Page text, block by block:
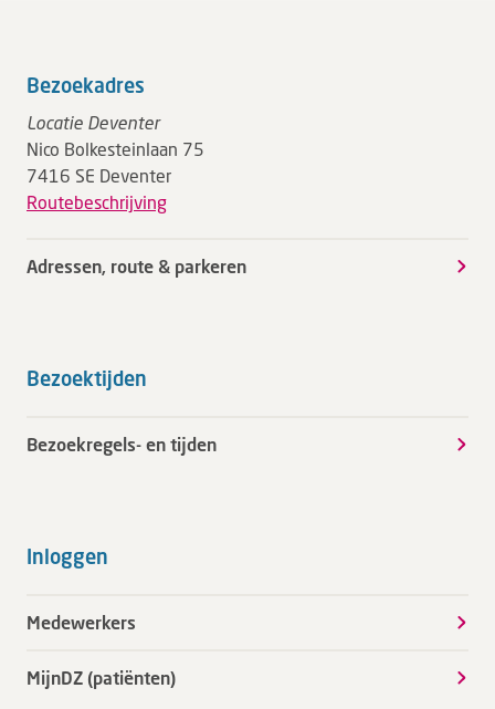
Bezoekadres
Locatie Deventer
Nico Bolkesteinlaan 75
7416 SE Deventer
Routebeschrijving
Adressen, route & parkeren
Bezoektijden
Bezoekregels- en tijden
Inloggen
Medewerkers
MijnDZ (patiënten)